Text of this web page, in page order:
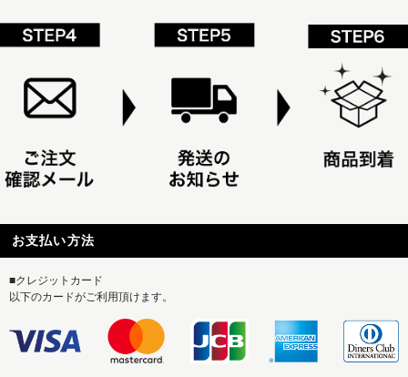
お支払い方法
■クレジットカード
以下のカードがご利用頂けます。